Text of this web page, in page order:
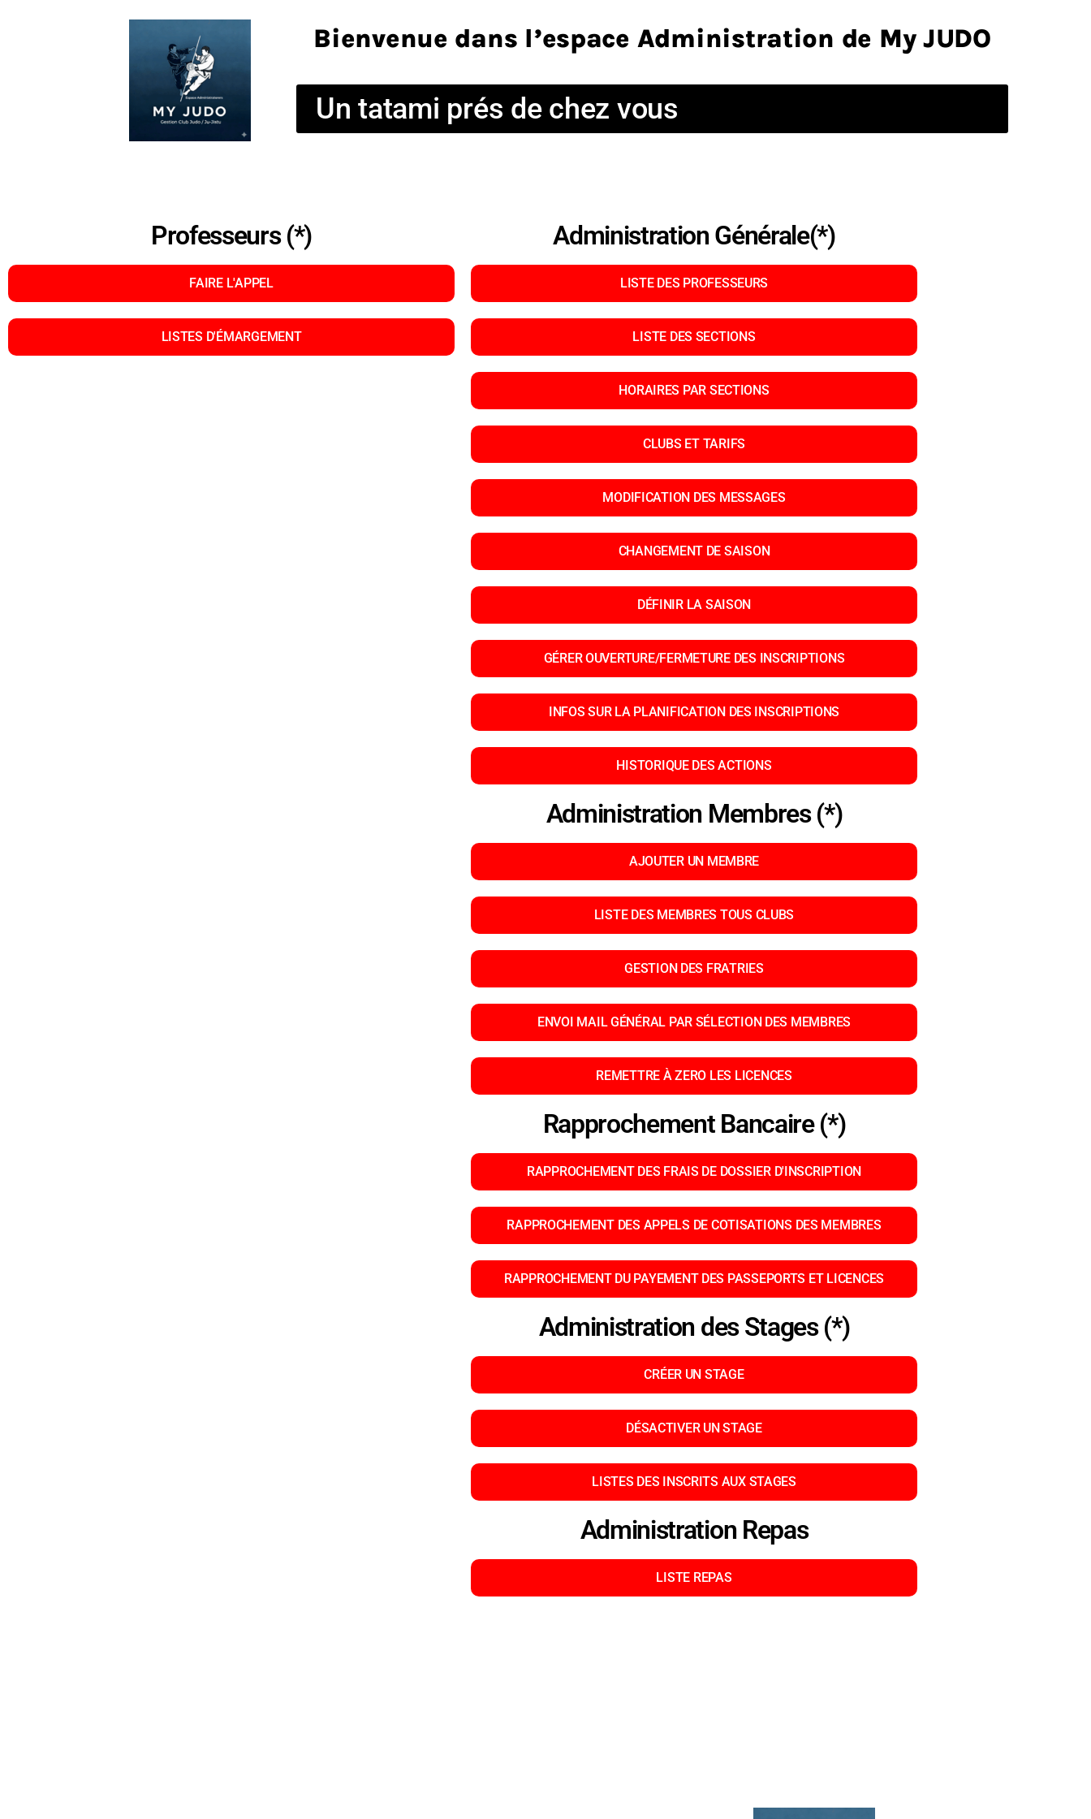
Bienvenue dans l’espace Administration de My JUDO
Un tatami prés de chez vous
Professeurs (*)
FAIRE L'APPEL
LISTES D'ÉMARGEMENT
Administration Générale(*)
LISTE DES PROFESSEURS
LISTE DES SECTIONS
HORAIRES PAR SECTIONS
CLUBS ET TARIFS
MODIFICATION DES MESSAGES
CHANGEMENT DE SAISON
DÉFINIR LA SAISON
GÉRER OUVERTURE/FERMETURE DES INSCRIPTIONS
INFOS SUR LA PLANIFICATION DES INSCRIPTIONS
HISTORIQUE DES ACTIONS
Administration Membres (*)
AJOUTER UN MEMBRE
LISTE DES MEMBRES TOUS CLUBS
GESTION DES FRATRIES
ENVOI MAIL GÉNÉRAL PAR SÉLECTION DES MEMBRES
REMETTRE À ZERO LES LICENCES
Rapprochement Bancaire (*)
RAPPROCHEMENT DES FRAIS DE DOSSIER D'INSCRIPTION
RAPPROCHEMENT DES APPELS DE COTISATIONS DES MEMBRES
RAPPROCHEMENT DU PAYEMENT DES PASSEPORTS ET LICENCES
Administration des Stages (*)
CRÉER UN STAGE
DÉSACTIVER UN STAGE
LISTES DES INSCRITS AUX STAGES
Administration Repas
LISTE REPAS